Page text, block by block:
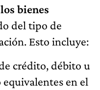
bienes
del tipo de
Esto incluye:
crédito, débito u
en el